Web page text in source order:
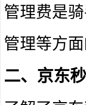
管理费是
管理等方
二、京东